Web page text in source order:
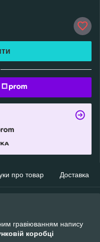
про товар Доставка
гравіюванням напису
коробці